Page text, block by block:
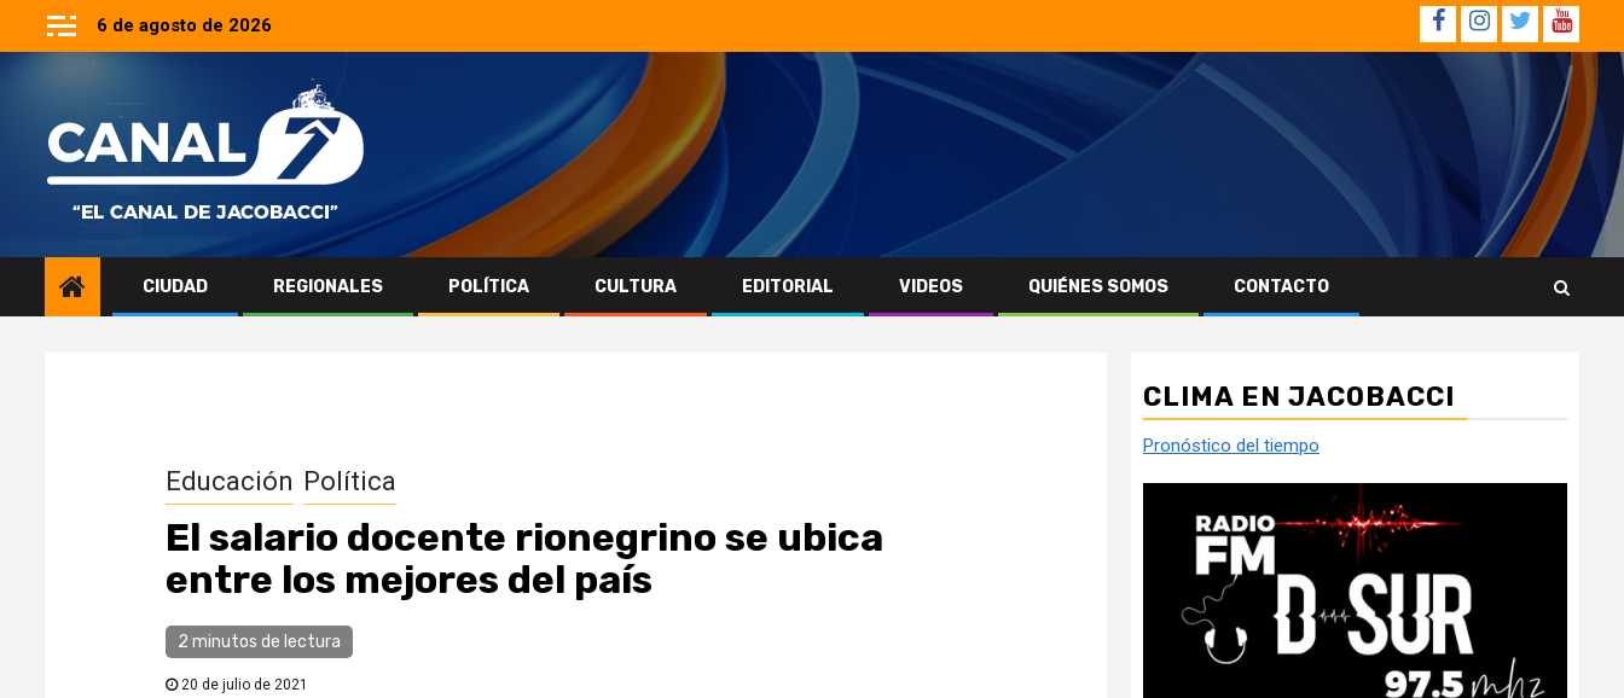
6 de agosto de 2026 Facebook
Instagram
Twitter
CIUDAD REGIONALES POLÍTICA CULTURA EDITORIAL VIDEOS QUIÉNES SOMOS CONTACTO
Educación Política
El salario docente rionegrino se ubica
entre los mejores del país
2 minutos de lectura
20 de julio de 2021
CLIMA EN JACOBACCI
Pronóstico del tiempo